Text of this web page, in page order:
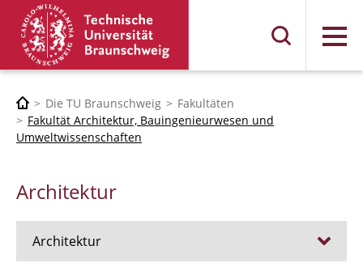
Menü
Die TU Braunschweig
Fakultäten
Fakultät Architektur, Bauingenieurwesen und
Umweltwissenschaften
Architektur
Architektur